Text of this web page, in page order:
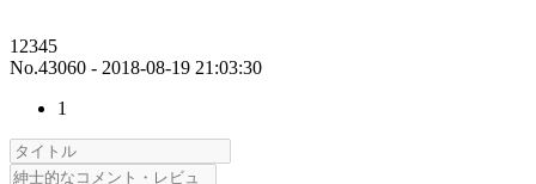
12345
No.43060 - 2018-08-19 21:03:30
1